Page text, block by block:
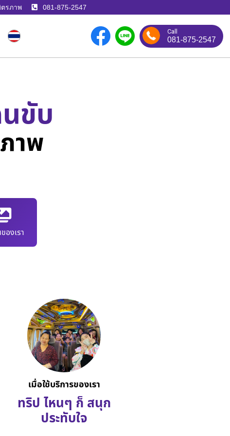
ตรภาพ 081-875-2547
Call
081-875-2547
ขับ
าพ
องเรา
เมื่อใช้บริการของเรา
ทริป ไหนๆ ก็ สนุก
ประทับใจ